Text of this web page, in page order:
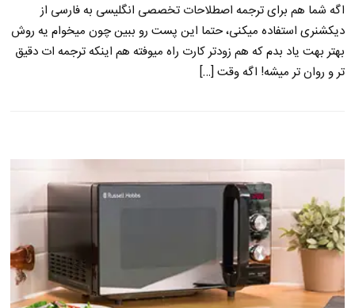
اگه شما هم برای ترجمه اصطلاحات تخصصی انگلیسی به فارسی از
دیکشنری استفاده میکنی، حتما این پست رو ببین چون میخوام یه روش
بهتر بهت یاد بدم که هم زودتر کارت راه میوفته هم اینکه ترجمه ات دقیق
تر و روان تر میشه! اگه وقت […]